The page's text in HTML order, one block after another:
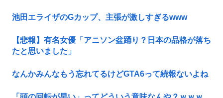
池田エライザのGカップ、主張が激しすぎるwww
【悲報】有名女優「アニソン盆踊り？日本の品格が落ち
たと思いました」
なんかみんなもう忘れてるけどGTA6って続報ないよね